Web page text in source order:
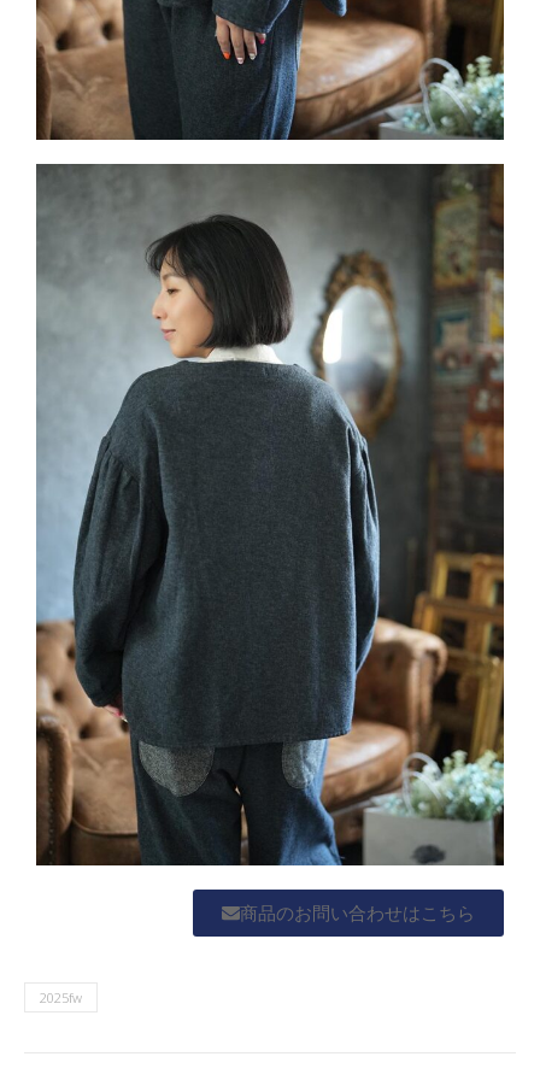
商品のお問い合わせはこちら
2025fw